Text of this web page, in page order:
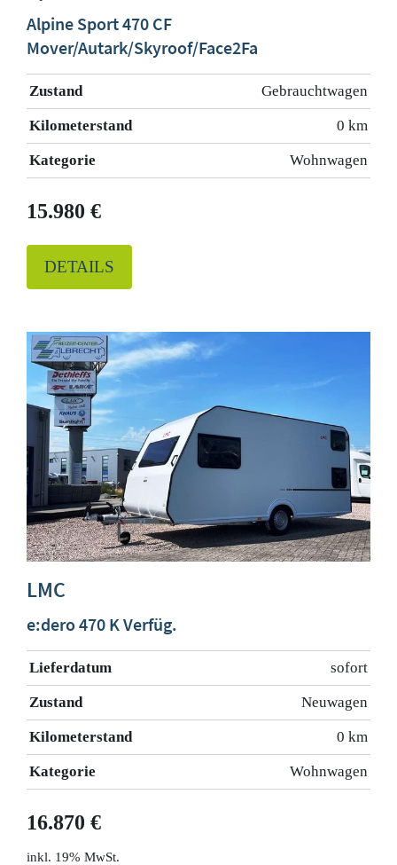
Alpine Sport 470 CF
Mover/Autark/Skyroof/Face2Fa
Zustand Gebrauchtwagen
Kilometerstand 0 km
Kategorie Wohnwagen
15.980 €
DETAILS
LMC
e:dero 470 K Verfüg.
Lieferdatum sofort
Zustand Neuwagen
Kilometerstand 0 km
Kategorie Wohnwagen
16.870 €
19% MwSt.